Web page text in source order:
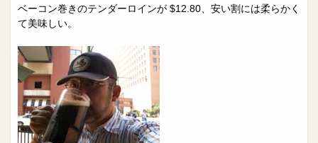
ベーコン巻きのテンダーロインが $12.80、安い割には柔らかく
て美味しい。